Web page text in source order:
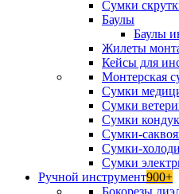
Сумки
Баулы
Баулы
Жилеты
Кейсы для
Монтерская
Сумки
Сумки
Сумки
Сумки-
Сумки-
Сумки
Ручной инструмент900+
Бокорезы